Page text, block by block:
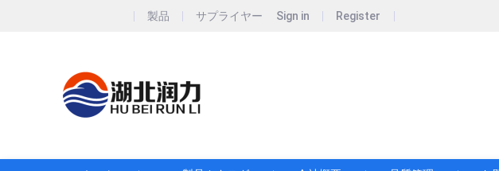
製品 サプライヤー Sign in Register